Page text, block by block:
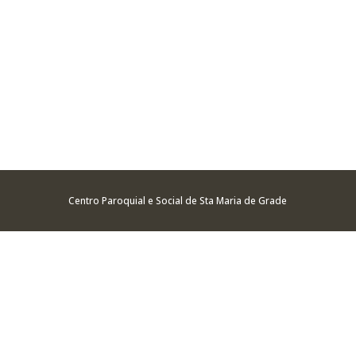
Centro Paroquial e Social de Sta Maria de Grade